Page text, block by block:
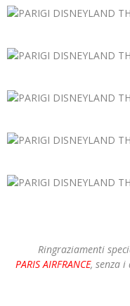
Ringraziamenti
PARIS AIRFRANCE, senza